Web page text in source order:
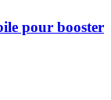
pour booster